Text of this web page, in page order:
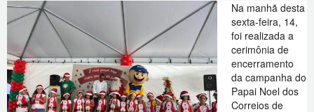
Na manhã desta
sexta-feira, 14,
foi realizada a
cerimônia de
encerramento
da campanha do
Papai Noel dos
Correios de